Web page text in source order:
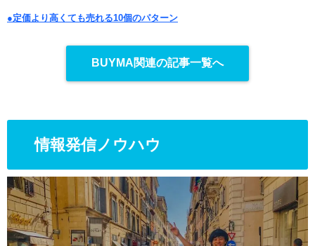
●定価より高くても売れる10個のパターン
BUYMA関連の記事一覧へ
情報発信ノウハウ